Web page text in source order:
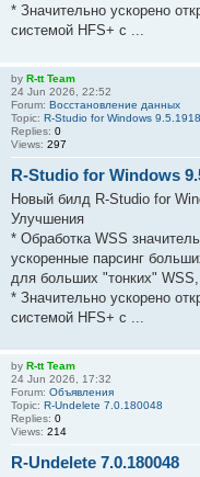
* Значительно ускорено
системой HFS+ с ...
by R-tt Team
24 Jun 2026, 22:52
Forum: Восстановление данных
Topic: R-Studio for Windows
Replies: 0
Views: 297
R-Studio for Windows
Новый билд R-Studio for
Улучшения
* Обработка WSS
ускоренные парсинг
для больших "тонких" WSS,
* Значительно ускорено
системой HFS+ с ...
by R-tt Team
24 Jun 2026, 17:32
Forum: Объявления
Topic: R-Undelete 7.0.180048
Replies: 0
Views: 214
R-Undelete 7.0.180048